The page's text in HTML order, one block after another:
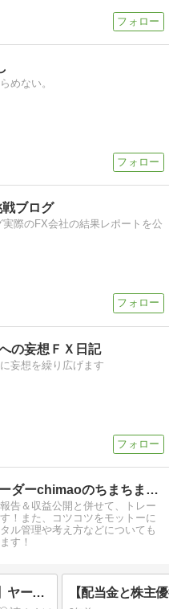
めない。
ブログ
際のFX会社の結果レポートを公
の妄想ＦＸ日記
妄想を繰り広げます
サラリーマントレーダーchimaoのちまちまＦＸブログ
告＆収益公開と併せて、トレー
！また、コツコツをモットーに
ル管理や考え方などについても
す！
【配当金と株主優待いつ届く？】ヤーマン(6630)を買ってみた！